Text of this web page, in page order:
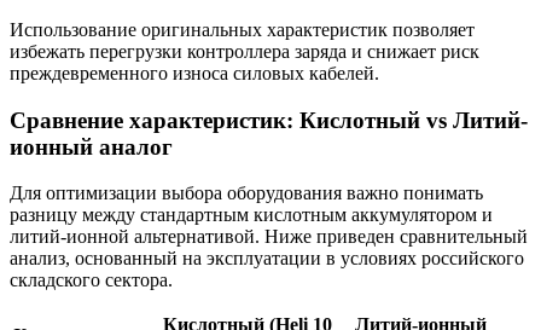
Использование оригинальных характеристик позволяет
избежать перегрузки контроллера заряда и снижает риск
преждевременного износа силовых кабелей.
Сравнение характеристик: Кислотный vs Литий-
ионный аналог
Для оптимизации выбора оборудования важно понимать
разницу между стандартным кислотным аккумулятором и
литий-ионной альтернативой. Ниже приведен сравнительный
анализ, основанный на эксплуатации в условиях российского
складского сектора.
Кислотный (Heli 10
Литий-ионный